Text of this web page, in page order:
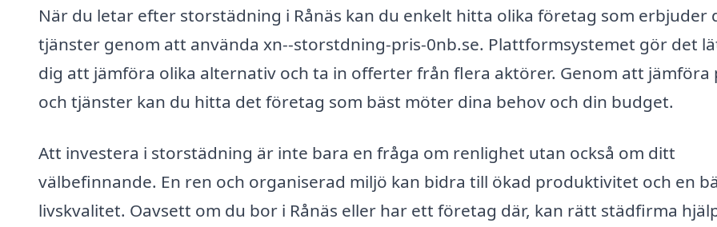
När du letar efter storstädning i Rånäs kan du enkelt hitta olika företag som erbjuder
tjänster genom att använda xn--storstdning-pris-0nb.se. Plattformsystemet gör det
dig att jämföra olika alternativ och ta in offerter från flera aktörer. Genom att jämföra
och tjänster kan du hitta det företag som bäst möter dina behov och din budget.
Att investera i storstädning är inte bara en fråga om renlighet utan också om ditt
välbefinnande. En ren och organiserad miljö kan bidra till ökad produktivitet och en
livskvalitet. Oavsett om du bor i Rånäs eller har ett företag där, kan rätt städfirma